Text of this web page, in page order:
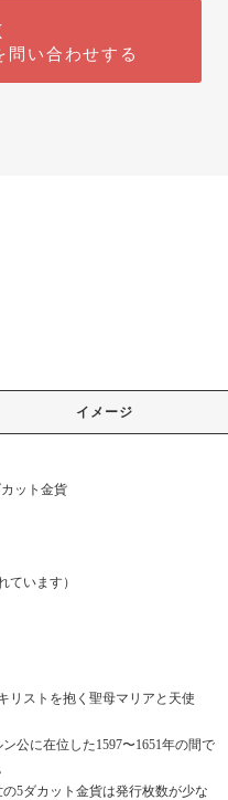
い合わせする
イメージ
ット金貨
ています）
リストを抱く聖母マリアと天使
公に在位した1597〜1651年の間で
5ダカット金貨は発行枚数が少な